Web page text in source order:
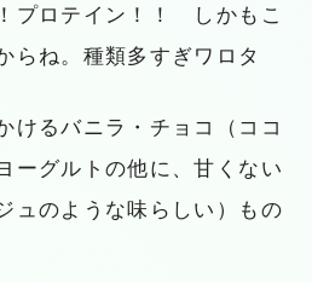
プロテイン！！ しかもこ
らね。種類多すぎワロタ
けるバニラ・チョコ（ココ
ーグルトの他に、甘くない
ュのような味らしい）もの